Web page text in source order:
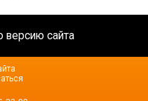
версию сайта